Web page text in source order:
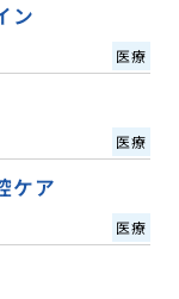
ン
医療
医療
ケア
医療